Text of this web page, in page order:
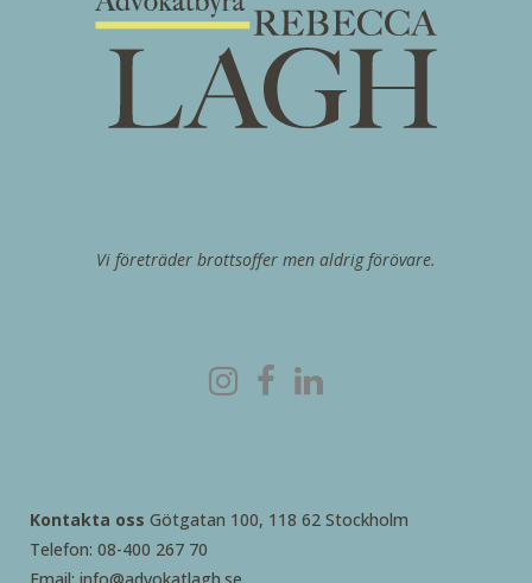
Vi företräder brottsoffer men aldrig förövare.
Kontakta oss Götgatan 100, 118 62 Stockholm
Telefon: 08-400 267 70